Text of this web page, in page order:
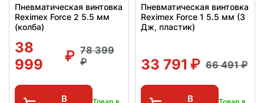
Пневматическая винтовка
Reximex Force 2 5.5 мм
(колба)
38
999
78 399
В
Пневматическая винтовка
Reximex Force 1 5.5 мм (3
Дж, пластик)
33 791 66 491
В